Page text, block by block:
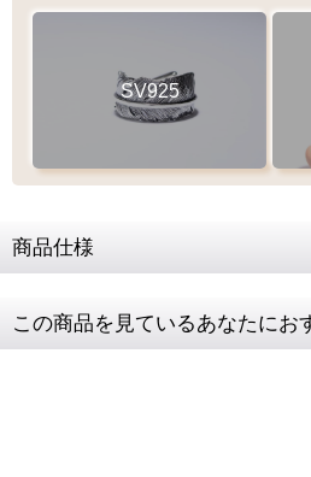
ラッピングも承っております
プレゼント用でも安心してご利用い
Q&A
SV925
商品仕様
リングサイズ
この商品を見ているあなたにお